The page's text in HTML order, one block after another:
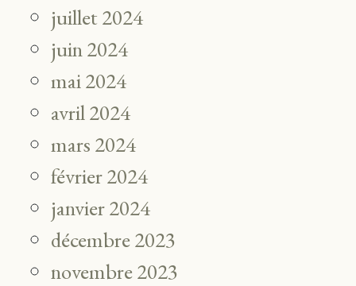
juillet 2024
juin 2024
mai 2024
avril 2024
mars 2024
février 2024
janvier 2024
décembre 2023
novembre 2023